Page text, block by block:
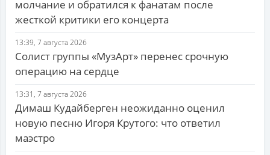
молчание и обратился к фанатам после
жесткой критики его концерта
13:39, 7 августа 2026
Солист группы «МузАрт» перенес срочную
операцию на сердце
13:31, 7 августа 2026
Димаш Кудайберген неожиданно оценил
новую песню Игоря Крутого: что ответил
маэстро